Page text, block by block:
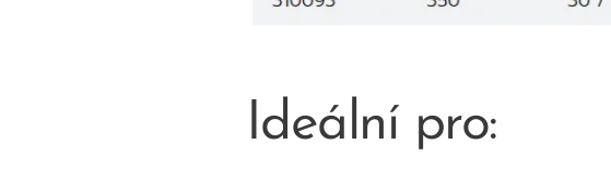
Ideální pro: